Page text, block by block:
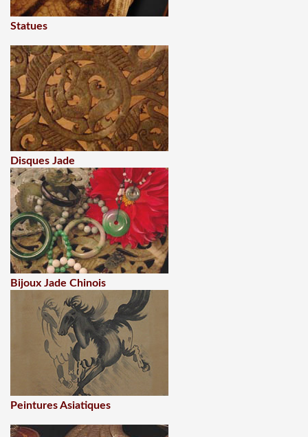
Statues
Disques Jade
Bijoux Jade Chinois
Peintures Asiatiques